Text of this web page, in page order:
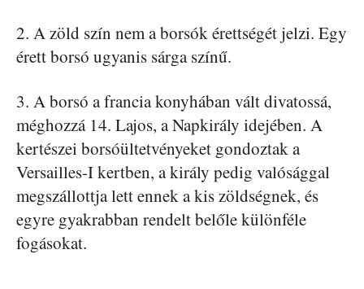
2. A zöld szín nem a borsók érettségét jelzi. Egy
érett borsó ugyanis sárga színű.
3. A borsó a francia konyhában vált divatossá,
méghozzá 14. Lajos, a Napkirály idejében. A
kertészei borsóültetvényeket gondoztak a
Versailles-I kertben, a király pedig valósággal
megszállottja lett ennek a kis zöldségnek, és
egyre gyakrabban rendelt belőle különféle
fogásokat.